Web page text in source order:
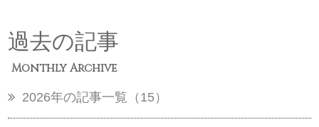
過去の記事
Monthly Archive
2026年の記事一覧（15）